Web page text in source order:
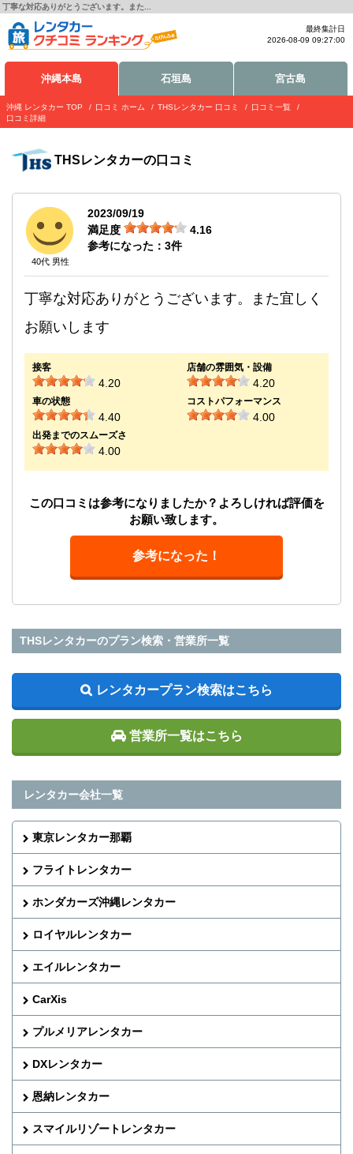
丁寧な対応ありがとうございます。また...
最終集計日
2026-08-09 09:27:00
沖縄本島 石垣島 宮古島
沖縄 レンタカー TOP 口コミ ホーム THSレンタカー 口コミ
口コミ一覧
口コミ詳細
THSレンタカーの口コミ
40代 男性
2023/09/19
満足度
4.16
参考になった： 3件
丁寧な対応ありがとうございます。また宜しく
お願いします
接客
4.20
店舗の雰囲気・設備
4.20
車の状態
4.40
コストパフォーマンス
4.00
出発までのスムーズさ
4.00
この口コミは参考になりましたか？よろしければ評価を
お願い致します。
参考になった！
THSレンタカーのプラン検索・営業所一覧
レンタカープラン検索はこちら
営業所一覧はこちら
レンタカー会社一覧
東京レンタカー那覇
フライトレンタカー
ホンダカーズ沖縄レンタカー
ロイヤルレンタカー
エイルレンタカー
CarXis
プルメリアレンタカー
DXレンタカー
恩納レンタカー
スマイルリゾートレンタカー